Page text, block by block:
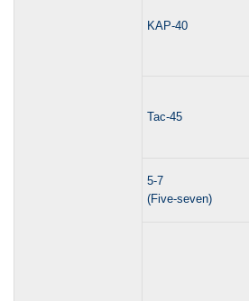
KAP-40
Tac-45
5-7
(Five-seven)